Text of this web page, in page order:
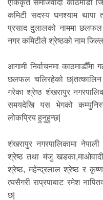
एकिकृत समाजवादी काठमाडौँ
कमिटी सदस्य घनश्याम थापा
प्रसाद दुलालको नाममा
नगर कमिटीले श्रेष्ठको नाम
आगामी निर्वाचनमा काठमाडौँमा
छलफल चलिरहेको छ|तत्कालिन
गरेका श्रेष्ठ शंखरापुर
समयदेखि यस भेगको
लोकप्रिय हुनुहुन्छ|
शंखरापुर नगरपालिकामा
श्रेष्ठ तथा मंजु
श्रेष्ठ, महेन्द्रलाल श्रेष्ठ र
त्यसैगरी राप्रपाबाट रमेश
छ|